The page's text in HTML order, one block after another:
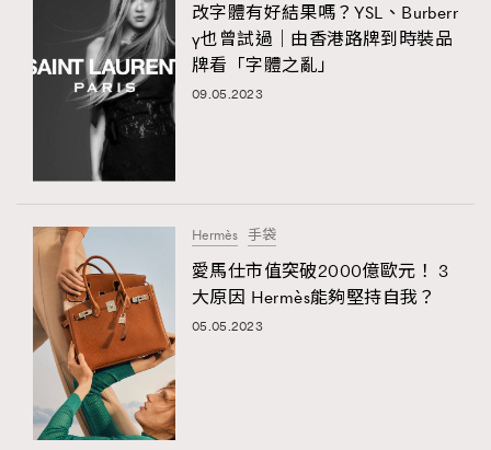
改字體有好結果嗎？YSL、Burberr
y也曾試過｜由香港路牌到時裝品
牌看「字體之亂」
09.05.2023
Hermès 手袋
愛馬仕市值突破2000億歐元！ 3
大原因 Hermès能夠堅持自我？
05.05.2023